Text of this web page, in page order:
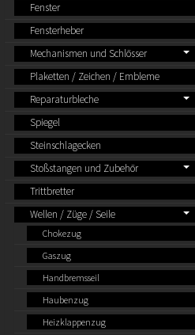
Fenster
Fensterheber
Mechanismen und Schlösser
Plaketten / Zeichen / Embleme
Reparaturbleche
Spiegel
Steinschlagecken
Stoßstangen und Zubehör
Trittbretter
Wellen / Züge / Seile
Chokezug
Gaszug
Handbremsseil
Haubenzug
Heizklappenzug